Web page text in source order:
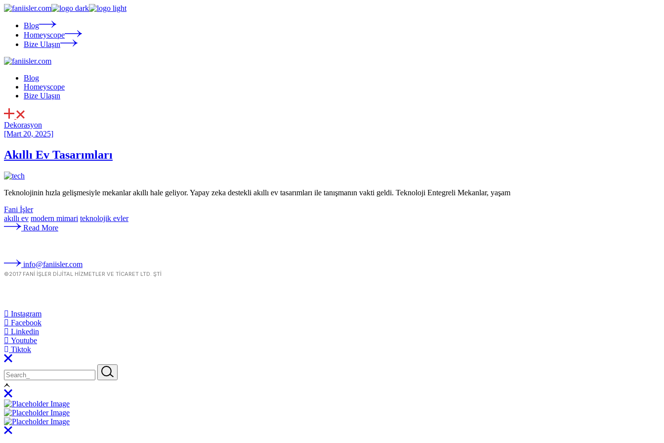
Skip
content
Blog
Homeyscope
Bize Ulaşın
Blog
Homeyscope
Bize Ulaşın
Dekorasyon
[Mart 20, 2025]
Akıllı Ev Tasarımları
Teknolojinin hızla gelişmesiyle mekanlar akıllı hale geliyor. Yapay zeka destekli akıllı ev tasarımları ile tanışmanın vakti geldi. Teknoloji Entegreli Mekanlar, yaşam
Fani İşler
akıllı ev modern mimari teknolojik evler
Read More
info@faniisler.com
©2017 FANI İŞLER DIJITAL HIZMETLER VE TICARET LTD. ŞTI
Instagram
Facebook
Linkedin
Youtube
Tiktok